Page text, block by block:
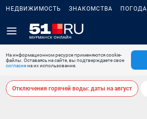
НЕДВИЖИМОСТЬ ЗНАКОМСТВА ПОГОДА
На информационном ресурсе применяются cookie-
файлы. Оставаясь на сайте, вы подтверждаете свое
согласиена их использование.
Отключения горячей воды: даты на август